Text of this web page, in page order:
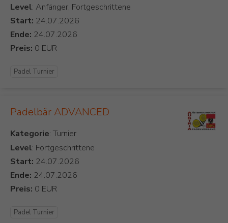
Level: Anfänger, Fortgeschrittene
Start:
Ende:
Preis:
Padel Turnier
Padelbär ADVANCED
Kategorie
Level: Fortgeschrittene
Start:
Ende:
Preis:
Padel Turnier